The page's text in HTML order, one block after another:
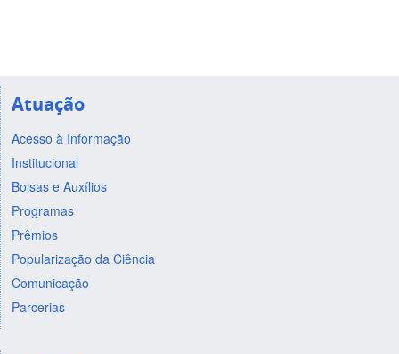
Atuação
Acesso à Informação
Institucional
Bolsas e Auxílios
Programas
Prêmios
Popularização da Ciência
Comunicação
Parcerias